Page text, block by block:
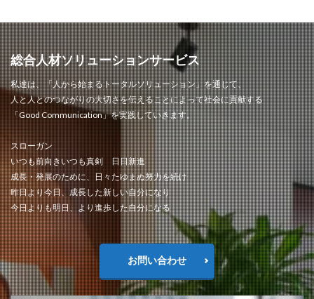
総合人材ソリューションサービス
私達は、「人から始まるトータルソリューション」を通じて、
人と人とのつながりの大切さを伝えることによって社会に貢献する
「Good Communication」を実践していきます。
スローガン
いつも前向きいつも真剣 日日新進
成長・発展のために、日々たゆまぬ努力を続け
昨日より今日、成長した新しい自分になり
今日よりも明日、より進歩した自分になる
お問い合わせ